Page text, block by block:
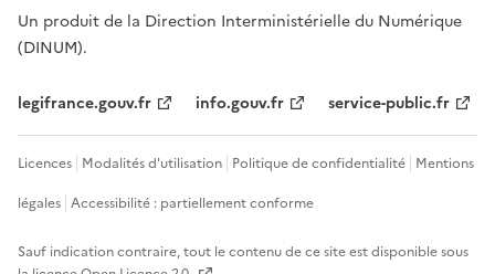
Un produit de la Direction Interministérielle du Numérique
(DINUM).
legifrance.gouv.fr info.gouv.fr service-public.fr
Licences Modalités d'utilisation Politique de confidentialité Mentions
légales Accessibilité : partiellement conforme
Sauf indication contraire, tout le contenu de ce site est disponible sous